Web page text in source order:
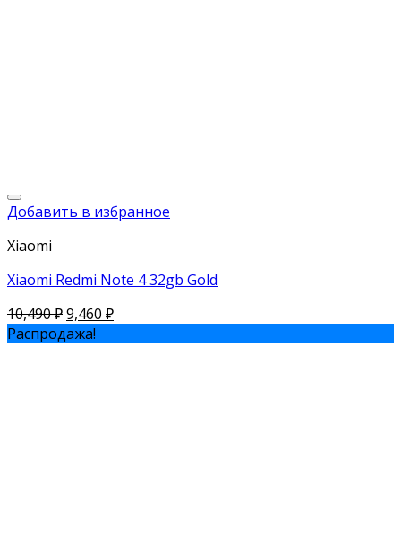
Добавить в избранное
Xiaomi
Xiaomi Redmi Note 4 32gb Gold
10,490₽9,460 ₽
Распродажа!